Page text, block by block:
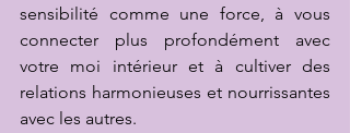
sensibilité comme une force, à vous
connecter plus profondément avec
votre moi intérieur et à cultiver des
relations harmonieuses et nourrissantes
avec les autres.